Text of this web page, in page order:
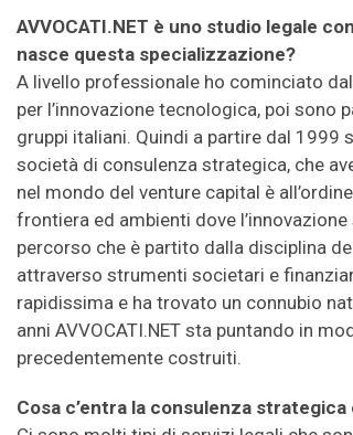
AVVOCATI.NET è uno studio legale
nasce questa specializzazione?
A livello professionale ho cominciato
per l’innovazione tecnologica, poi sono
gruppi italiani. Quindi a partire dal
società di consulenza strategica, che
nel mondo del venture capital è
frontiera ed ambienti dove
percorso che è partito dalla disciplina
attraverso strumenti societari e
rapidissima e ha trovato un connubio
anni AVVOCATI.NET sta puntando in
precedentemente costruiti.
Cosa c’entra la consulenza